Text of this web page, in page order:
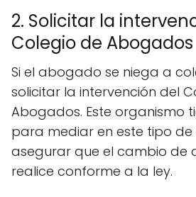
2. Solicitar la
Colegio de Abogados
Si el abogado se niega a
solicitar la intervención del
Abogados. Este organismo
para mediar en este tipo
asegurar que el cambio de
realice conforme a la ley.